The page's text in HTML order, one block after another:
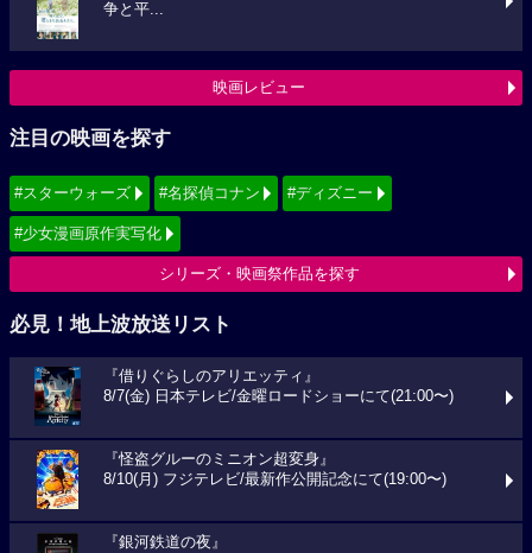
争と平...
映画レビュー
注目の映画を探す
#スターウォーズ #名探偵コナン #ディズニー
#少女漫画原作実写化
シリーズ・映画祭作品を探す
必見！地上波放送リスト
『借りぐらしのアリエッティ』
8/7(金) 日本テレビ/金曜ロードショーにて(21:00〜)
『怪盗グルーのミニオン超変身』
8/10(月) フジテレビ/最新作公開記念にて(19:00〜)
『銀河鉄道の夜』